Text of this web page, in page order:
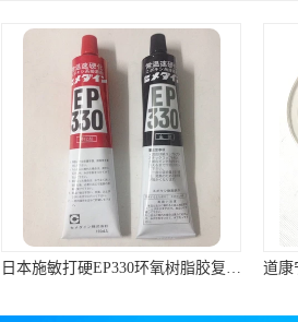
道康宁MOLYKOTE P-40 Paste润滑脂棕色不含金属滑动轴承润滑油膏